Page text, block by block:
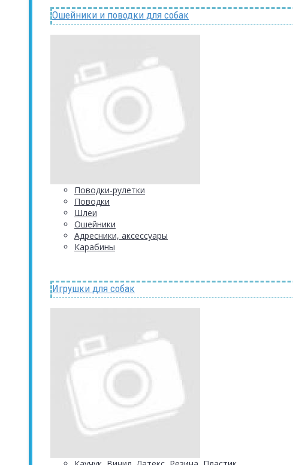
Ошейники и поводки для собак
Поводки-рулетки
Поводки
Шлеи
Ошейники
Адресники, аксессуары
Карабины
Игрушки для собак